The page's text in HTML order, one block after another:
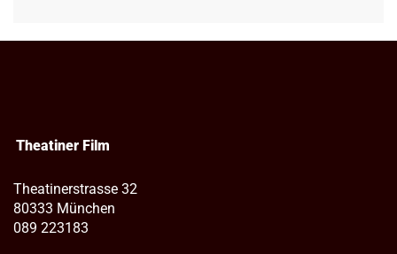
Theatiner Film
Theatinerstrasse 32
80333 München
089 223183